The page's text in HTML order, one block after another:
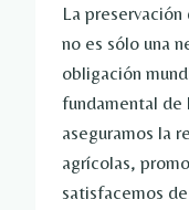
La
no es sólo una
obligación
fundamental de
aseguramos la
agrícolas,
satisfacemos